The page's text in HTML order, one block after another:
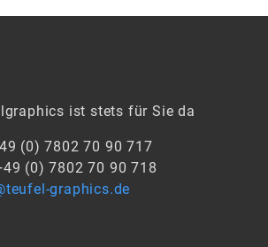
ist stets für Sie da
(0) 7802 70 90 717
(0) 7802 70 90 718
graphics.de